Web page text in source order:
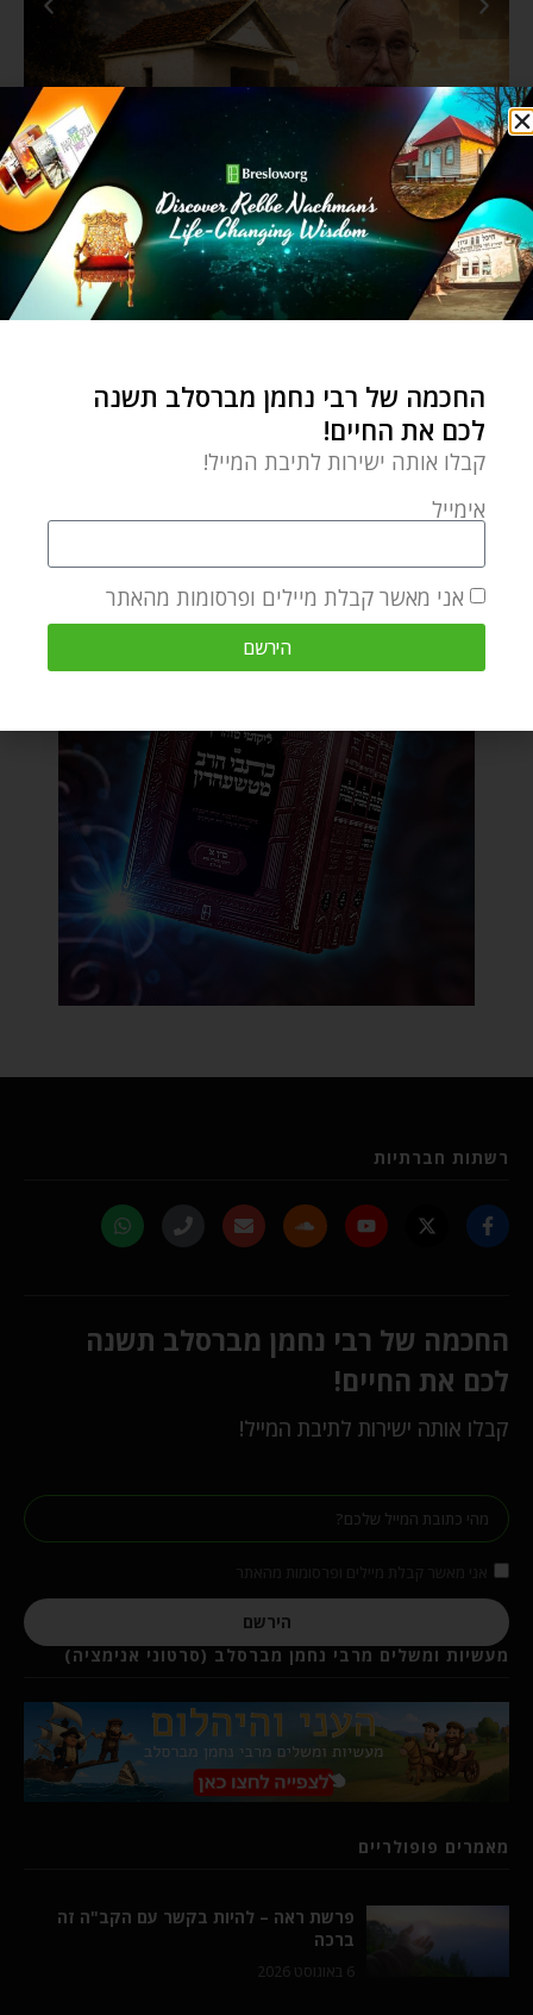
רשתות חברתיות
החכמה של רבי נחמן מברסלב תשנה
לכם את החיים!
קבלו אותה ישירות לתיבת המייל!
הירשם
מעשיות ומשלים מרבי נחמן מברסלב (סרטוני אנימציה)
מאמרים פופולריים
פרשת ראה – להיות בקשר עם הקב"ה זה
ברכה
6 באוגוסט 2026
החכמה של רבי נחמן מברסלב תשנה
לכם את החיים!
קבלו אותה ישירות לתיבת המייל!
אימייל
אני מאשר קבלת מיילים ופרסומות מהאתר
הירשם